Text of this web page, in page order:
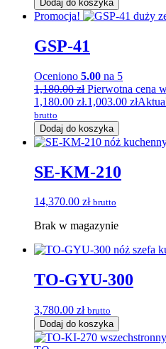
Dodaj do koszyka
Promocja!
GSP-41
Oceniono 5.00 na 5
1,180.00zł Pierwotna cena
1,180.00 zł.1,003.00 zł
brutto
Dodaj do koszyka
SE-KM-210
14,370.00 zł brutto
Brak w magazynie
TO-GYU-300
3,780.00 zł brutto
Dodaj do koszyka